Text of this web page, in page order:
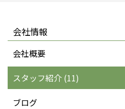
会社情報
会社概要
スタッフ紹介 (11)
ブログ